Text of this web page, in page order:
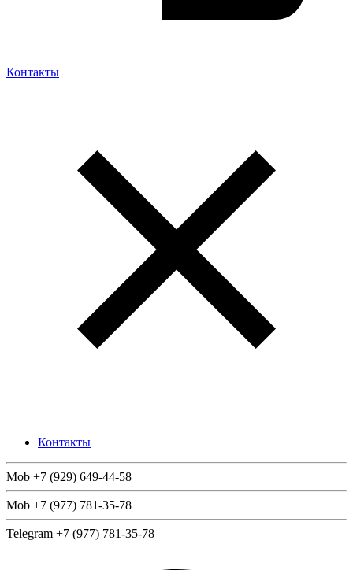
Контакты
Контакты
Mob +7 (929) 649-44-58
Mob +7 (977) 781-35-78
Telegram +7 (977) 781-35-78